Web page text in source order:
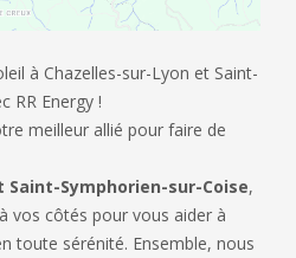
à Chazelles-sur-Lyon et Saint-
RR Energy !
meilleur allié pour faire de
Saint-Symphorien-sur-Coise,
vos côtés pour vous aider à
toute sérénité. Ensemble, nous